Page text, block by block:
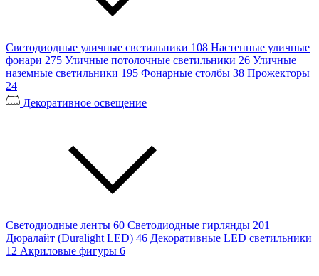
Светодиодные уличные светильники 108 Настенные уличные
фонари 275 Уличные потолочные светильники 26 Уличные
наземные светильники 195 Фонарные столбы 38 Прожекторы
24
Декоративное освещение
Светодиодные ленты 60 Светодиодные гирлянды 201
Дюралайт (Duralight LED) 46 Декоративные LED светильники
12 Акриловые фигуры 6